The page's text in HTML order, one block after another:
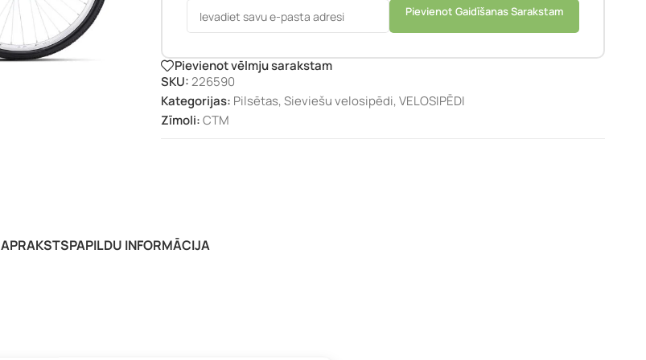
Pievienot Gaidīšanas Sarakstam
Pievienot vēlmju sarakstam
SKU:226590
Kategorijas: Pilsētas, Sieviešu velosipēdi, VELOSIPĒDI
Zīmoli:CTM
APRAKSTSPAPILDU INFORMĀCIJA